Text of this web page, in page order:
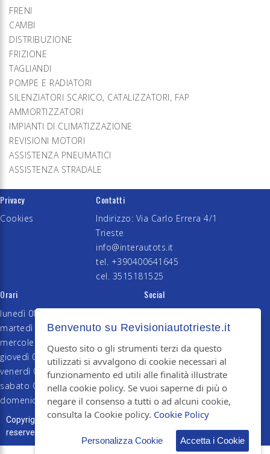
FRENI
CAMBI
DISTRIBUZIONE
FRIZIONE
TAGLIANDI
POMPE E RADIATORI
SILENZIATORI SCARICO, CATALIZZATORI, FAP
AMMORTIZZATORI
IMPIANTI DI CLIMATIZZAZIONE
REVISIONI MOTORI
ASSISTENZA PNEUMATICI
ASSISTENZA STRADALE
Privacy
Cookies
Contatti
Indirizzo: Via Carlo Errera 4/1
Trieste
info@interautots.it
tel. +390400641645
cel. 3515181525
Orari
lunedì 08–17:30
martedì 08–17:30
mercoledì 08–17:30
giovedì 08–17:30
venerdì 08–17:30
sabato 08:30–12:30
domenica Chiuso
Social
Copyright © 2018 INTERAUTO P.IVA 01272410323. All rights
reserved. - Designed & Development by AppLab
Benvenuto su Revisioniautotrieste.it
Questo sito o gli strumenti terzi da questo
utilizzati si avvalgono di cookie necessari al
funzionamento ed utili alle finalità illustrate
nella cookie policy. Se vuoi saperne di più o
negare il consenso a tutti o ad alcuni cookie,
consulta la Cookie policy. Cookie Policy
Personalizza Cookie Accetta i Cookie